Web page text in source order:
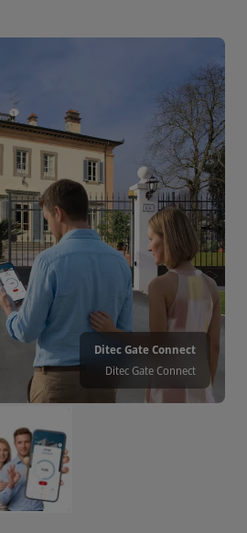
Ditec Gate Connect
Ditec Gate Connect